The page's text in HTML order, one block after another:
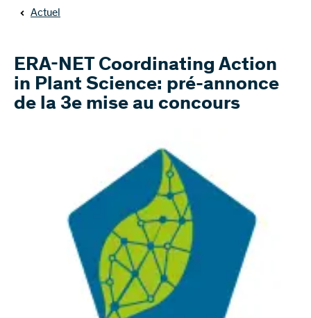
Actuel
ERA-NET Coordinating Action
in Plant Science: pré-annonce
de la 3e mise au concours